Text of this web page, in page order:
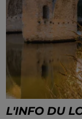
L'INFO DU